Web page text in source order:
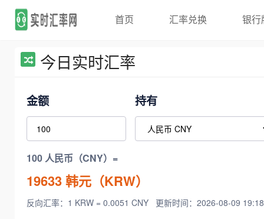
首页 汇率兑换 银行
今日实时汇率
金额 持有
100 人民币（CNY）=
19633韩元（KRW）
反向汇率：1 KRW = 0.0051 CNY 更新时间：2026-08-09